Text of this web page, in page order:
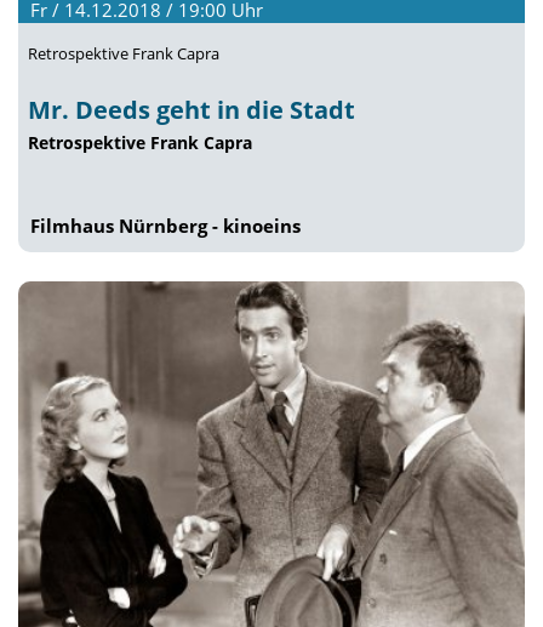
Fr / 14.12.2018 / 19:00 Uhr
Retrospektive Frank Capra
Mr. Deeds geht in die Stadt
Retrospektive Frank Capra
Filmhaus Nürnberg - kinoeins